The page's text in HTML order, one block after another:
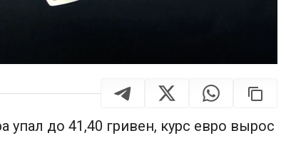
упал до 41,40 гривен, курс евро вырос